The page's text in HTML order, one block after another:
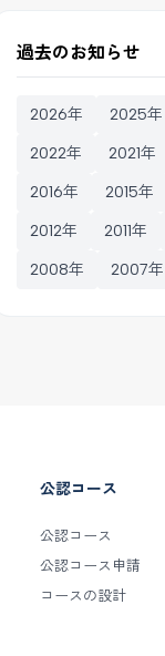
過去のお知らせ
2026年 2025年
2022年 2021年
2016年 2015年
2012年 2011年
2008年 2007年
公認コース
公認コース
公認コース申請
コースの設計